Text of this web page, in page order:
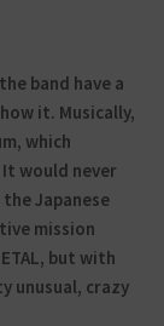
band have a
it. Musically,
which
would never
Japanese
mission
but with
unusual, crazy